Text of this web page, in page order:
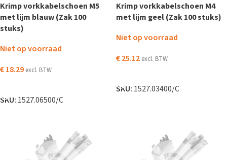
Krimp vorkkabelschoen M5
met lijm blauw (Zak 100
stuks)
Niet op voorraad
€18.29 excl. BTW
SKU: 1527.06500/C
Krimp vorkkabelschoen M4
met lijm geel (Zak 100 stuks)
Niet op voorraad
€25.12 excl. BTW
SKU: 1527.03400/C